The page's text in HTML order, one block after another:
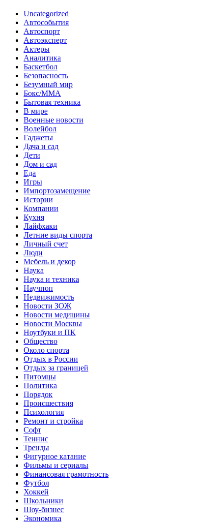
Uncategorized
Автособытия
Автоспорт
Автоэксперт
Актеры
Аналитика
Баскетбол
Безопасность
Безумный мир
Бокс/MMA
Бытовая техника
В мире
Военные новости
Волейбол
Гаджеты
Дача и сад
Дети
Дом и сад
Еда
Игры
Импортозамещение
Истории
Компании
Кухня
Лайфхаки
Летние виды спорта
Личный счет
Люди
Мебель и декор
Наука
Наука и техника
Научпоп
Недвижимость
Новости ЗОЖ
Новости медицины
Новости Москвы
Ноутбуки и ПК
Общество
Около спорта
Отдых в России
Отдых за границей
Питомцы
Политика
Порядок
Происшествия
Психология
Ремонт и стройка
Софт
Теннис
Тренды
Фигурное катание
Фильмы и сериалы
Финансовая грамотность
Футбол
Хоккей
Школьники
Шоу-бизнес
Экономика